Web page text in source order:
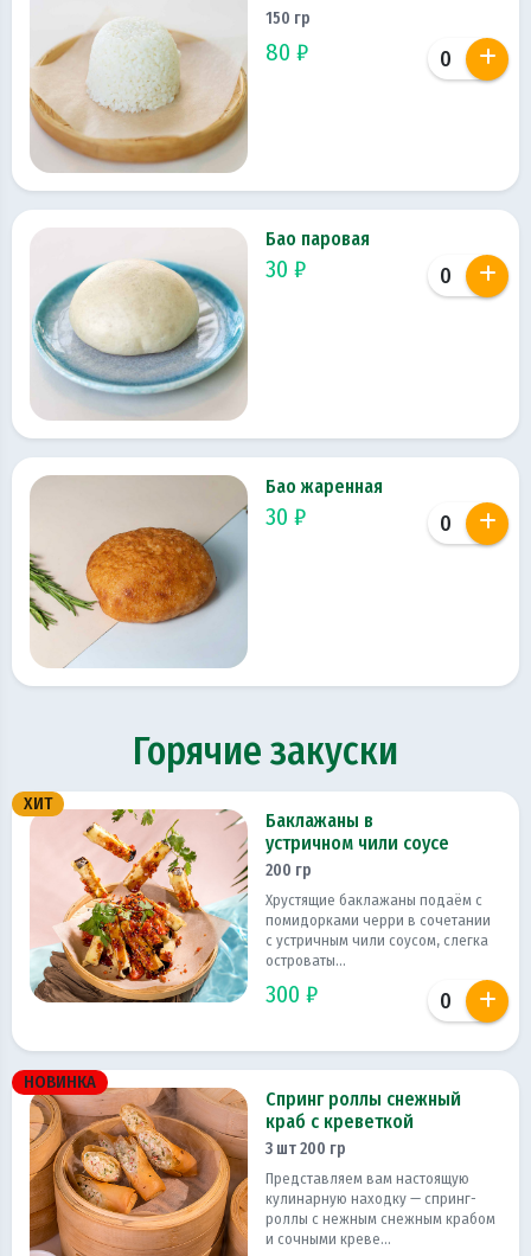
150 гр
80 ₽
Бао паровая
30 ₽
Бао жаренная
30 ₽
Горячие закуски
ХИТ
Баклажаны в
устричном чили соусе
200 гр
Хрустящие баклажаны подаём с
помидорками черри в сочетании
с устричным чили соусом, слегка
островаты...
300 ₽
НОВИНКА
Спринг роллы снежный
краб с креветкой
3 шт 200 гр
Представляем вам настоящую
кулинарную находку — спринг-
роллы с нежным снежным крабом
и сочными креве...